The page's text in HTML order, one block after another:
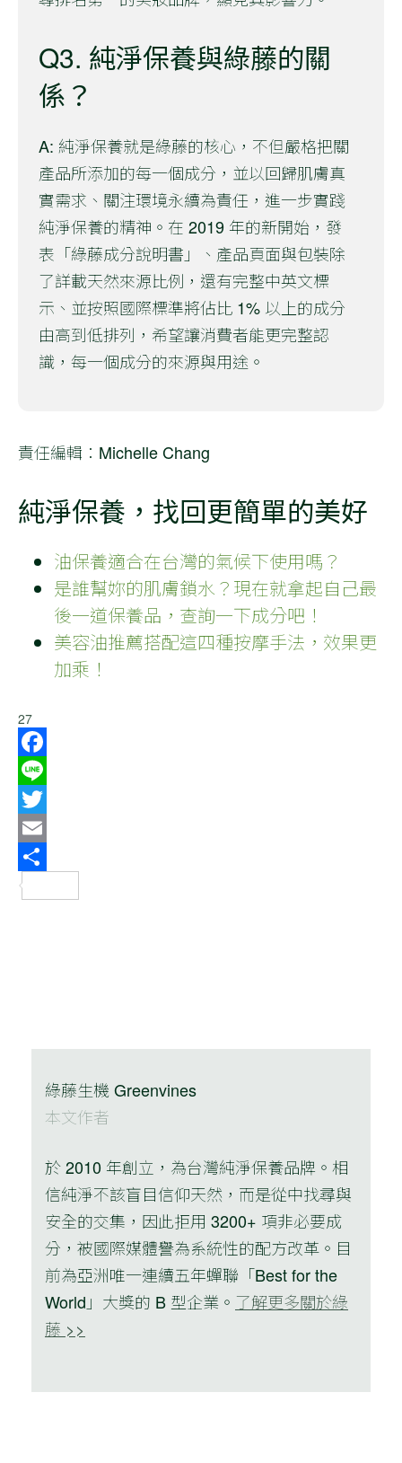
Q3. 純淨保養與綠藤的關
係？
A: 純淨保養就是綠藤的核心，不但嚴格把關
產品所添加的每一個成分，並以回歸肌膚真
實需求、關注環境永續為責任，進一步實踐
純淨保養的精神。在 2019 年的新開始，發
表「綠藤成分說明書」、產品頁面與包裝除
了詳載天然來源比例，還有完整中英文標
示、並按照國際標準將佔比 1% 以上的成分
由高到低排列，希望讓消費者能更完整認
識，每一個成分的來源與用途。
責任編輯：Michelle Chang
純淨保養，找回更簡單的美好
油保養適合在台灣的氣候下使用嗎？
是誰幫妳的肌膚鎖水？現在就拿起自己最
後一道保養品，查詢一下成分吧！
美容油推薦搭配這四種按摩手法，效果更
加乘！
27
Facebook
Line
Twitter
Email
綠藤生機 Greenvines
本文作者
於 2010 年創立，為台灣純淨保養品牌。相
信純淨不該盲目信仰天然，而是從中找尋與
安全的交集，因此拒用 3200+ 項非必要成
分，被國際媒體譽為系統性的配方改革。目
前為亞洲唯一連續五年蟬聯「Best for the
World」大獎的 B 型企業。 了解更多關於綠
藤 >>